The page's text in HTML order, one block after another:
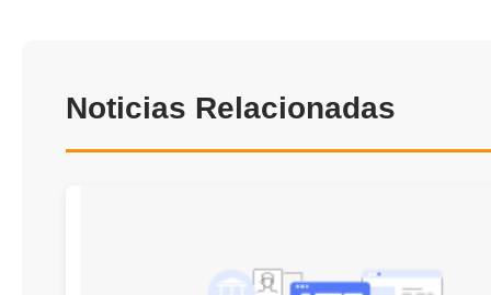
Noticias Relacionadas